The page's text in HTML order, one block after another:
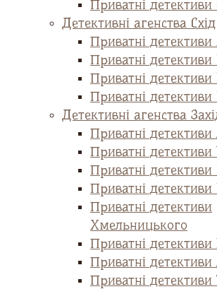
Приватні
Детективні агенства Схід
Приватні
Приватні
Приватні детективи
Приватні детективи
Детективні агенства
Приватні детективи
Приватні
Приватні детективи
Приватні
Приватні детективи
Хмельницького
Приватні детективи
Приватні
Приватні